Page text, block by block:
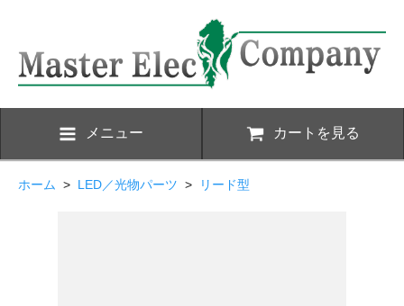
メニュー カートを見る
ホーム > LED／光物パーツ > リード型